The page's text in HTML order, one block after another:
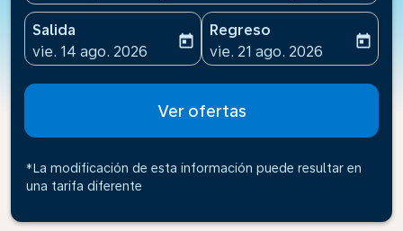
Salida
fc-booking-departure-date-aria-label
vie. 14 ago. 2026
today
Regreso
fc-booking-return-date-
vie. 21 ago. 2026
today
Ver ofertas
*La modificación de esta información puede resultar en
una tarifa diferente